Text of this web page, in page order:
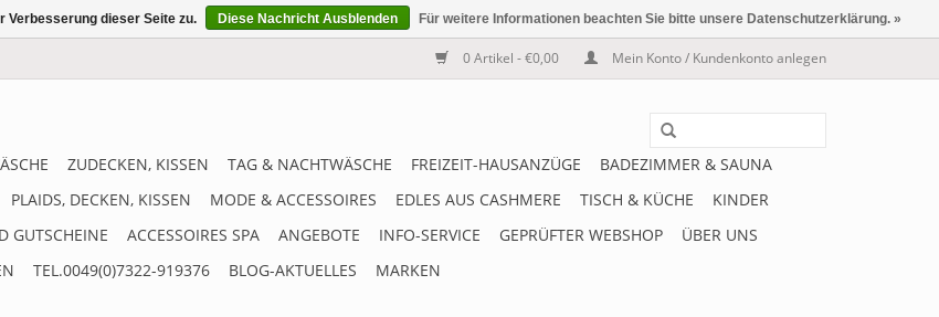
0 Artikel - €0,00 Mein Konto / Kundenkonto anlegen
ZUDECKEN, KISSEN TAG & NACHTWÄSCHE FREIZEIT-HAUSANZÜGE
BADEZIMMER & SAUNA
PLAIDS, DECKEN, KISSEN MODE & ACCESSOIRES EDLES AUS CASHMERE TISCH & KÜCHE
KINDER
GUTSCHEINE
ACCESSOIRES SPA ANGEBOTE INFO-SERVICE GEPRÜFTER WEBSHOP
ÜBER UNS
TEL.0049(0)7322-919376 BLOG-AKTUELLES MARKEN
Verbesserung dieser Seite zu. Diese Nachricht Ausblenden Für weitere Informationen beachten Sie bitte unsere Datenschutzerklärung. »